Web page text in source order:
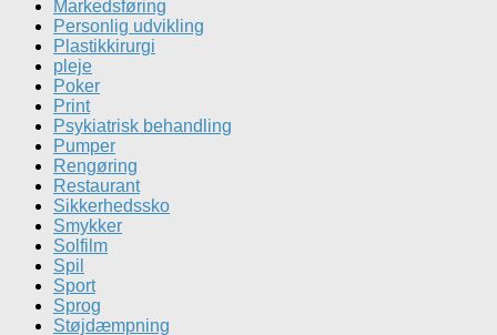
Markedsføring
Personlig udvikling
Plastikkirurgi
pleje
Poker
Print
Psykiatrisk behandling
Pumper
Rengøring
Restaurant
Sikkerhedssko
Smykker
Solfilm
Spil
Sport
Sprog
Støjdæmpning